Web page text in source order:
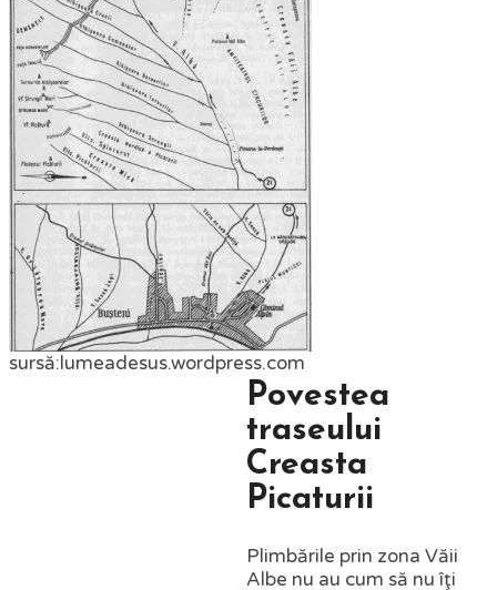
sursă:lumeadesus.wordpress.com
Povestea
traseului
Creasta
Picaturii
Plimbările prin zona Văii
Albe nu au cum să nu îţi